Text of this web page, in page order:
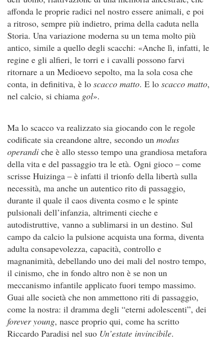
affonda le proprie radici nel nostro essere animali, e poi
a ritroso, sempre più indietro, prima della caduta nella
Storia. Una variazione moderna su un tema molto più
antico, simile a quello degli scacchi: «Anche lì, infatti, le
regine e gli alfieri, le torri e i cavalli possono farvi
ritornare a un Medioevo sepolto, ma la sola cosa che
conta, in definitiva, è lo scacco matto. E lo scacco matto,
nel calcio, si chiama gol».
Ma lo scacco va realizzato sia giocando con le regole
codificate sia creandone altre, secondo un modus
operandi che è allo stesso tempo una grandiosa metafora
della vita e del passaggio tra le età. Ogni gioco – come
scrisse Huizinga – è infatti il trionfo della libertà sulla
necessità, ma anche un autentico rito di passaggio,
durante il quale il caos diventa cosmo e le spinte
pulsionali dell’infanzia, altrimenti cieche e
autodistruttive, vanno a sublimarsi in un destino. Sul
campo da calcio la pulsione acquista una forma, diventa
adulta consapevolezza, capacità, controllo e
magnanimità, debellando uno dei mali del nostro tempo,
il cinismo, che in fondo altro non è se non un
meccanismo infantile applicato fuori tempo massimo.
Guai alle società che non ammettono riti di passaggio,
come la nostra: il dramma degli “eterni adolescenti”, dei
forever young, nasce proprio qui, come ha scritto
Riccardo Paradisi nel suo Un’estate invincibile.